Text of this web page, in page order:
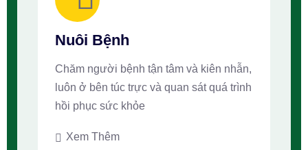
Nuôi Bệnh
Chăm người bệnh tận tâm và kiên nhẫn,
luôn ở bên túc trực và quan sát quá trình
hồi phục sức khỏe
Xem Thêm